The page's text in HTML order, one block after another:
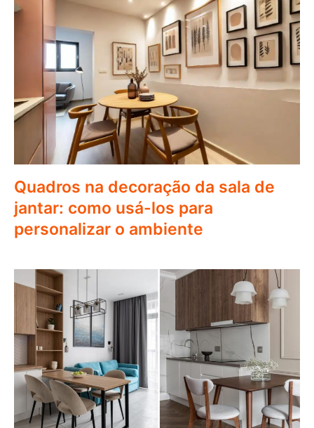
Quadros na decoração da sala de
jantar: como usá-los para
personalizar o ambiente